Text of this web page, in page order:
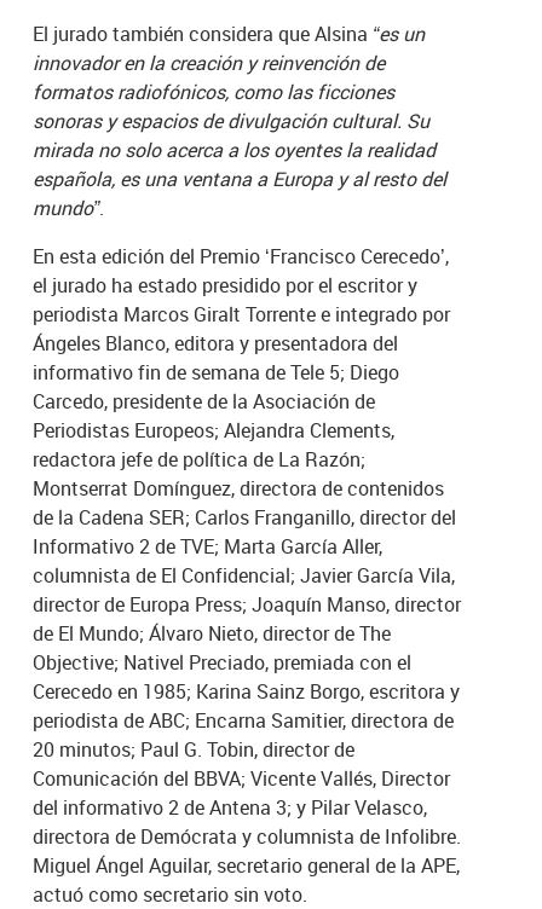
El jurado también considera que Alsina “es un
innovador en la creación y reinvención de
formatos radiofónicos, como las ficciones
sonoras y espacios de divulgación cultural. Su
mirada no solo acerca a los oyentes la realidad
española, es una ventana a Europa y al resto del
mundo”.
En esta edición del Premio ‘Francisco Cerecedo’,
el jurado ha estado presidido por el escritor y
periodista Marcos Giralt Torrente e integrado por
Ángeles Blanco, editora y presentadora del
informativo fin de semana de Tele 5; Diego
Carcedo, presidente de la Asociación de
Periodistas Europeos; Alejandra Clements,
redactora jefe de política de La Razón;
Montserrat Domínguez, directora de contenidos
de la Cadena SER; Carlos Franganillo, director del
Informativo 2 de TVE; Marta García Aller,
columnista de El Confidencial; Javier García Vila,
director de Europa Press; Joaquín Manso, director
de El Mundo; Álvaro Nieto, director de The
Objective; Nativel Preciado, premiada con el
Cerecedo en 1985; Karina Sainz Borgo, escritora y
periodista de ABC; Encarna Samitier, directora de
20 minutos; Paul G. Tobin, director de
Comunicación del BBVA; Vicente Vallés, Director
del informativo 2 de Antena 3; y Pilar Velasco,
directora de Demócrata y columnista de Infolibre.
Miguel Ángel Aguilar, secretario general de la APE,
actuó como secretario sin voto.